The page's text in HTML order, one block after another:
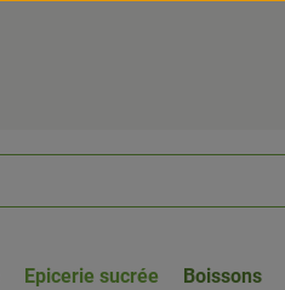
Epicerie sucrée Boissons